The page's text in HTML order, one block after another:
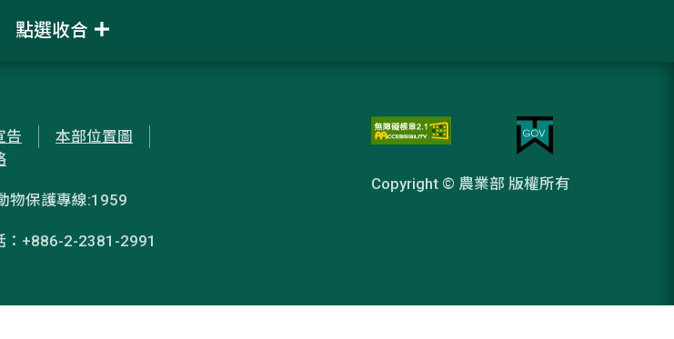
點選收合
告
本部位置圖
物保護專線:1959
：+886-2-2381-2991
Copyright © 農業部 版權所有